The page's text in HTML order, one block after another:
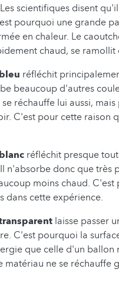
scientifiques disent
pourquoi une grande
en chaleur. Le
chaud, se ramollit
réfléchit
beaucoup d'autres
réchauffe lui aussi, mais
C'est pour cette raison
réfléchit presque
n'absorbe donc que très
moins chaud. C'est
dans cette expérience.
laisse passer
C'est pourquoi la
que celle d'un ballon
matériau ne se réchauffe